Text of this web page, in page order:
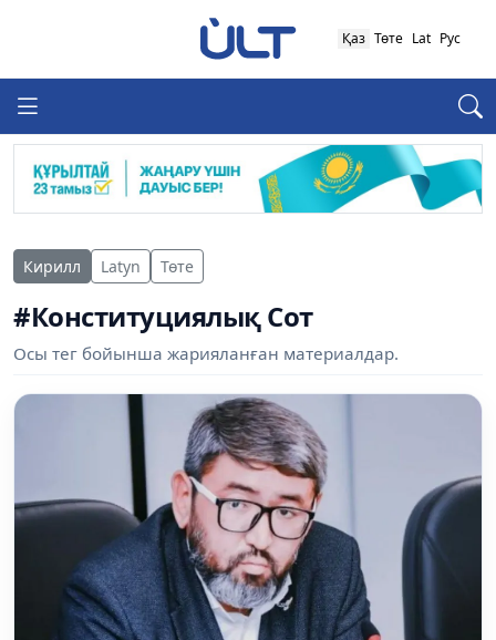
Қаз Төте Lat Рус
Кирилл Latyn Төте
#Конституциялық Сот
Осы тег бойынша жарияланған материалдар.